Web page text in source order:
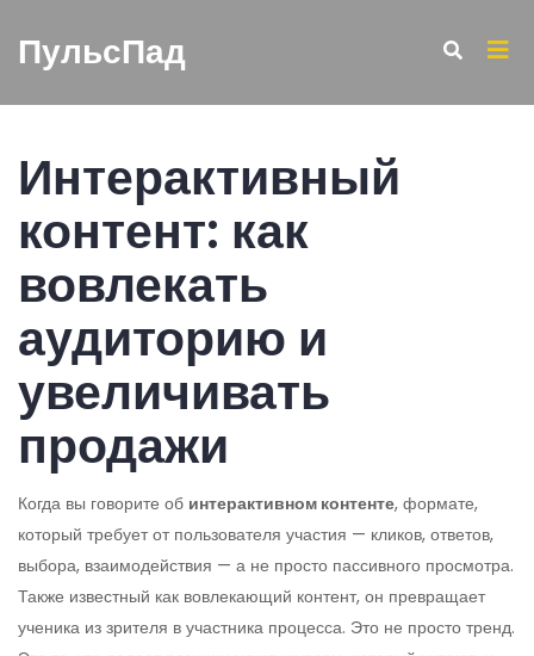
ПульсПад
Интерактивный
контент: как
вовлекать
аудиторию и
увеличивать
продажи
Когда вы говорите об интерактивном контенте, формате,
который требует от пользователя участия — кликов, ответов,
выбора, взаимодействия — а не просто пассивного просмотра.
Также известный как вовлекающий контент, он превращает
ученика из зрителя в участника процесса. Это не просто тренд.